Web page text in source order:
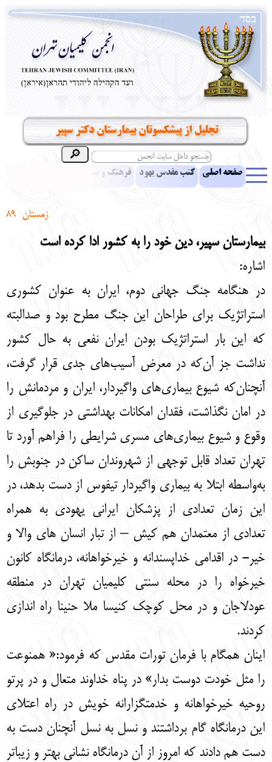
تجلیل از پیشکسوتان بیمارستان دکتر سپیر
صفحه اصلی کتب مقدس یهود فرهنگ و بینش یهود
English עברית
زمستان
بیمارستان سپیر، دین خود را به کشور ادا کرده است
اشاره:
در هنگامه جنگ جهانی دوم، ایران به عنوان کشوری
استراتژیک برای طراحان این جنگ مطرح بود و صدالبته
که این بار استراتژیک بودن ایران نفعی به حال کشور
نداشت جز آن‌که در معرض آسیب‌های جدی قرار گرفت،
آنچنان‌که شیوع بیماری‌های واگیردار، ایران و مردمانش را
در امان نگذاشت، فقدان امکانات بهداشتی در جلوگیری از
وقوع و شیوع بیماری‌های مسری شرایطی را فراهم آورد تا
تهران تعداد قابل توجهی از شهروندان ساکن در جنوبش را
به‌واسطه ابتلا به بیماری واگیردار تیفوس از دست بدهد، در
این زمان تعدادی از پزشکان ایرانی یهودی به همراه
تعدادی از معتمدان هم کیش – از تبار انسان های والا و
خیر- در اقدامی خداپسندانه و خیرخواهانه، درمانگاه کانون
خیرخواه را در محله سنتي كليميان تهران در منطقه
عودلاجان و در محل كوچك كنيسا ملا حنينا راه اندازی
کردند.
اینان همگام با فرمان تورات مقدس که فرمود:« همنوعت
را مثل خودت دوست بدار» در پناه خداوند متعال و در پرتو
روحیه خیرخواهانه و خدمتگزارانه خویش در راه اعتلای
این درمانگاه گام برداشتند و نسل به نسل آنچنان دست به
دست هم دادند که امروز از آن درمانگاه نشانی بهتر و زیباتر